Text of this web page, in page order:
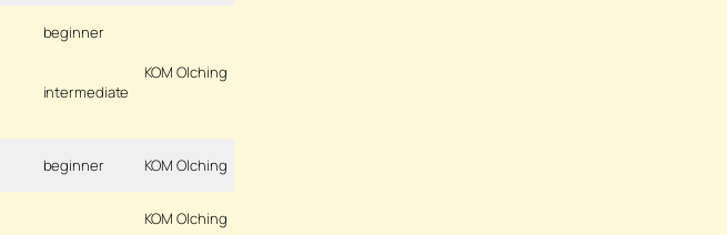
beginner
intermediate
KOM Olching
beginner KOM Olching
KOM Olching